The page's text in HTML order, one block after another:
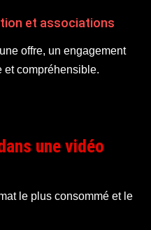
et associations
offre, un engagement
et compréhensible.
une vidéo
le plus consommé et le